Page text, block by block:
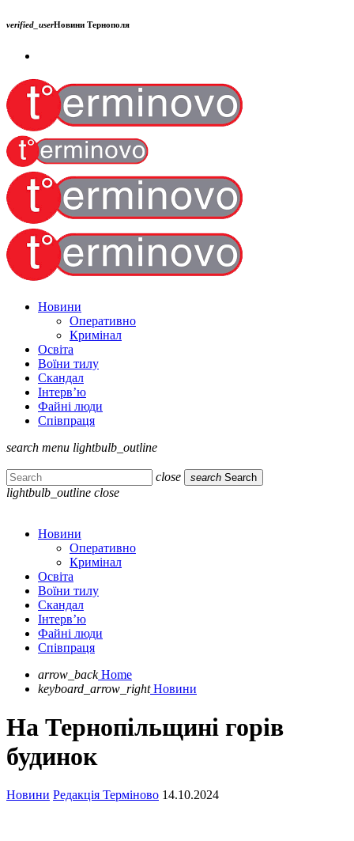
verified_userНовини Тернополя
Новини
Оперативно
Кримінал
Освіта
Воїни тилу
Скандал
Інтерв’ю
Файні люди
Співпраця
search menu lightbulb_outline
close search Search
lightbulb_outline close
Новини
Оперативно
Кримінал
Освіта
Воїни тилу
Скандал
Інтерв’ю
Файні люди
Співпраця
arrow_back Home
keyboard_arrow_right Новини
На Тернопільщині горів
будинок
Новини Редакція Терміново 14.10.2024